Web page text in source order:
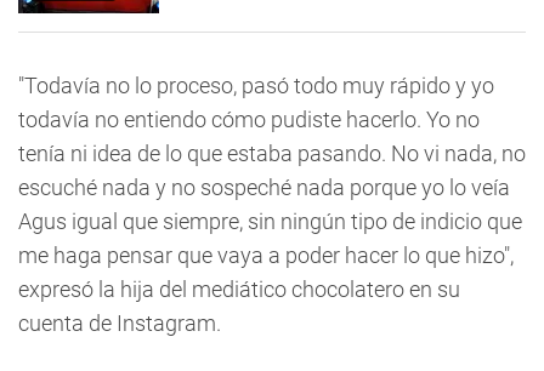
"Todavía no lo proceso, pasó todo muy rápido y yo
todavía no entiendo cómo pudiste hacerlo. Yo no
tenía ni idea de lo que estaba pasando. No vi nada, no
escuché nada y no sospeché nada porque yo lo veía
Agus igual que siempre, sin ningún tipo de indicio que
me haga pensar que vaya a poder hacer lo que hizo",
expresó la hija del mediático chocolatero en su
cuenta de Instagram.